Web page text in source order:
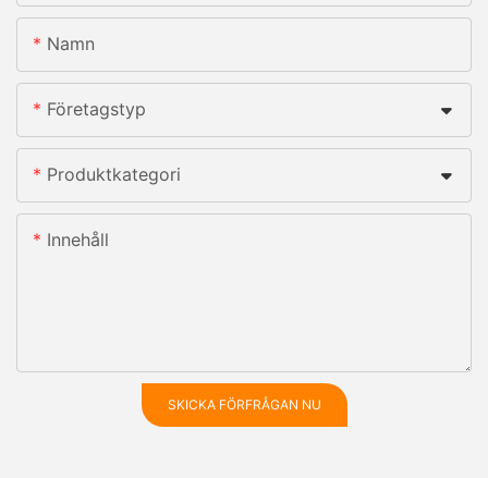
Namn
Företagstyp
Produktkategori
Innehåll
SKICKA FÖRFRÅGAN NU